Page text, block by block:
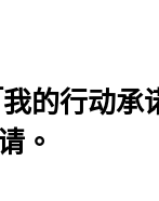
的行动承
。